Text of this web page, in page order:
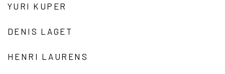
YURI KUPER
DENIS LAGET
HENRI LAURENS